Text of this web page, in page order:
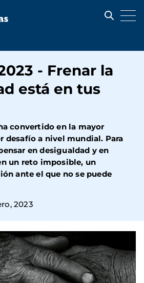
- Frenar la
está en tus
convertido en la mayor
desafío a nivel mundial. Para
en desigualdad y en
un reto imposible, un
ante el que no se puede
2023